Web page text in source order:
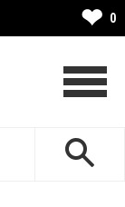
❤ 0